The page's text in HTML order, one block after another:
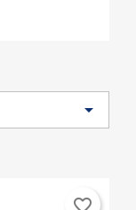

favorite_border